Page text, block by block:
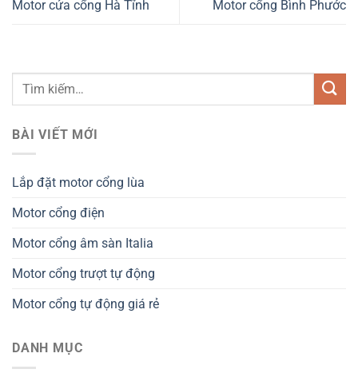
Motor cửa cổng Hà Tĩnh Motor cổng Bình Phước
BÀI VIẾT MỚI
Lắp đặt motor cổng lùa
Motor cổng điện
Motor cổng âm sàn Italia
Motor cổng trượt tự động
Motor cổng tự động giá rẻ
DANH MỤC